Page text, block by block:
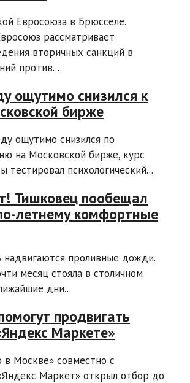
Евросоюза в Брюсселе.
рассматривает
вторичных санкций в
против...
ощутимо снизился к
бирже
ощутимо снизился по
на Московской бирже, курс
тестировал психологический...
Тишковец пообещал
летнему комфортные
проливные дожди.
месяц стояла в столичном
дни...
продвигать
Маркете»
в Москве» совместно с
Маркет» открыл отбор до